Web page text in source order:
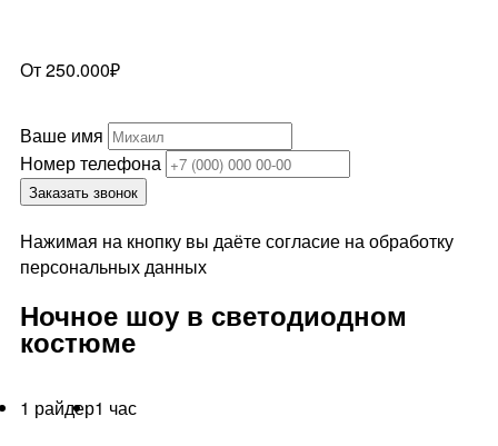
От 250.000₽
Ваше имя
Номер телефона
Заказать звонок
Нажимая на кнопку вы даёте согласие на обработку
персональных данных
Ночное шоу в светодиодном
костюме
1 райдер1 час